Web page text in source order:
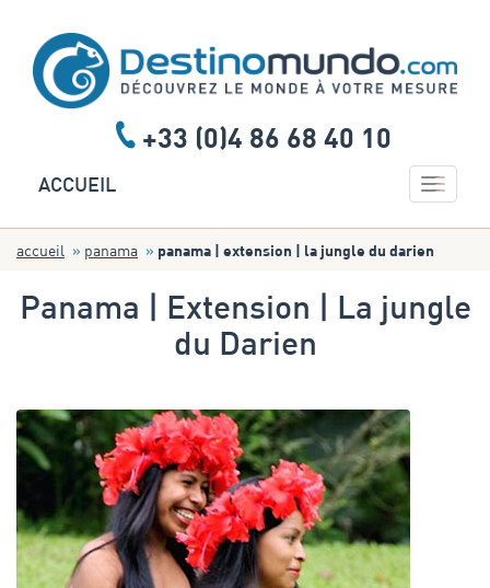
+33 (0)4 86 68 40 10
Toggle
ACCUEIL
accueil panama panama | extension | la jungle du darien
Panama | Extension | La jungle
du Darien